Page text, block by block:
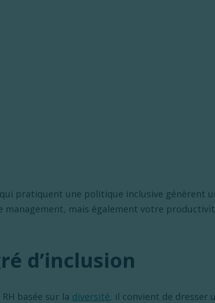
pratiquent une politique inclusive génèrent
mais également votre
d’inclusion
basée sur la diversité, il convient de dresser